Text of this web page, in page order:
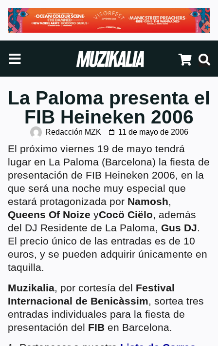
La Paloma presenta el
FIB Heineken 2006
Redacción MZK 11 de mayo de 2006
El próximo viernes 19 de mayo tendrá
lugar en La Paloma (Barcelona) la fiesta de
presentación de FIB Heineken 2006, en la
que será una noche muy especial que
estará protagonizada por Namosh,
Queens Of Noize yCocö Ciëlo, además
del DJ Residente de La Paloma, Gus DJ.
El precio único de las entradas es de 10
euros, y se pueden adquirir únicamente en
taquilla.
Muzikalia, por cortesía del Festival
Internacional de Benicàssim, sortea tres
entradas individuales para la fiesta de
presentación del FIB en Barcelona.